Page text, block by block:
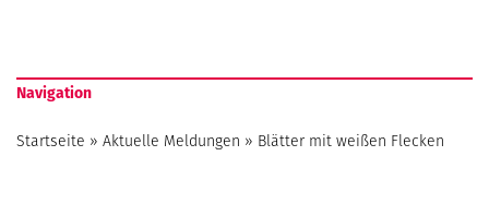
Navigation
Startseite » Aktuelle Meldungen » Blätter mit weißen Flecken